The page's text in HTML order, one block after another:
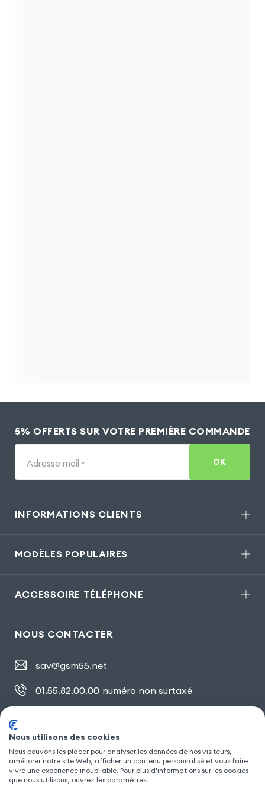
5% OFFERTS SUR VOTRE PREMIÈRE COMMANDE
Adresse mail * OK
INFORMATIONS CLIENTS
MODÈLES POPULAIRES
ACCESSOIRE TÉLÉPHONE
NOUS CONTACTER
sav@gsm55.net
01.55.82.00.00 numéro non surtaxé
SUIVEZ NOUS
Nous utilisons des cookies
Nous pouvons les placer pour analyser les données de nos visiteurs,
améliorer notre site Web, afficher un contenu personnalisé et vous faire
vivre une expérience inoubliable. Pour plus d'informations sur les cookies
que nous utilisons, ouvrez les paramètres.